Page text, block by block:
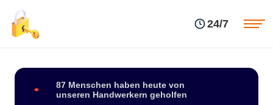
24/7
87 Menschen haben heute von
unseren Handwerkern geholfen